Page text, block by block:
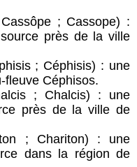
; Cassope) :
près de la ville
; Céphisis) : une
fleuve Céphisos.
; Chalcis) : une
près de la ville de
; Chariton) : une
dans la région de